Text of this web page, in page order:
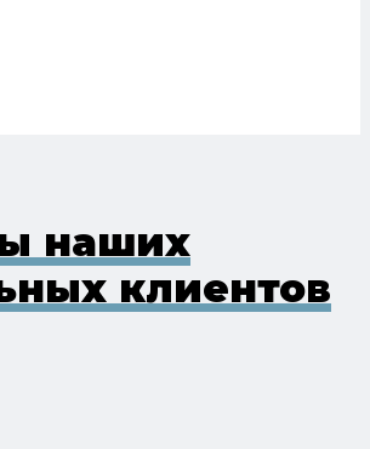
наших
клиентов